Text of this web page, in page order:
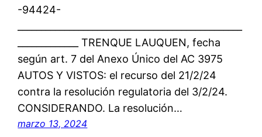
-94424-
_____________ TRENQUE LAUQUEN, fecha
según art. 7 del Anexo Único del AC 3975
AUTOS Y VISTOS: el recurso del 21/2/24
contra la resolución regulatoria del 3/2/24.
CONSIDERANDO. La resolución…
marzo 13, 2024